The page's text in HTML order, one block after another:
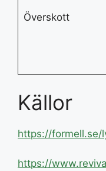
Överskott
Källor
https://formell.se/
https://